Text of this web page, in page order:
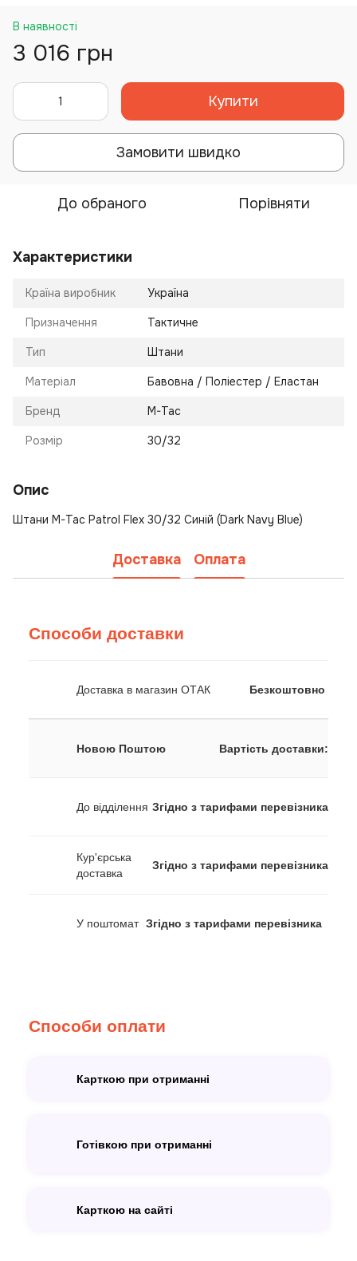
В наявності
3 016 грн
Купити
Замовити швидко
До обраного Порівняти
Характеристики
Країна виробник Україна
Призначення Тактичне
Тип Штани
Матеріал Бавовна / Поліестер / Еластан
Бренд M-Tac
Розмір 30/32
Опис
Штани M-Tac Patrol Flex 30/32 Синій (Dark Navy Blue)
Доставка Оплата
Способи доставки
Доставка в магазин ОТАК Безкоштовно
Новою Поштою Вартість доставки:
До відділення Згідно з тарифами перевізника
Кур'єрська
доставка
Згідно з тарифами перевізника
У поштомат Згідно з тарифами перевізника
Способи оплати
Карткою при отриманні
Готівкою при отриманні
Карткою на сайті